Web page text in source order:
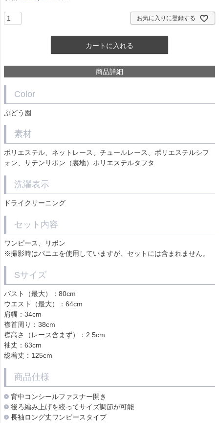
お気に入りに登録する
カートに入れる
商品詳細
Color
ぶどう園
素材
ポリエステル、ネットレース、チュールレース、ポリエステルシフ
ォン、サテンリボン（裏地）ポリエステルタフタ
洗濯表示
ドライクリーニング
セット内容
ワンピース、リボン
※撮影時はパニエを使用していますが、セットには含まれません。
Sサイズ
バスト（最大）：80cm
ウエスト（最大）：64cm
肩幅：34cm
襟首周り：38cm
襟高さ（レース含まず）：2.5cm
袖丈：63cm
総着丈：125cm
商品仕様
背中コンシールファスナー開き
後ろ編み上げを絞ってサイズ調節が可能
長袖ロング丈ワンピースタイプ